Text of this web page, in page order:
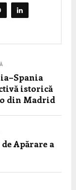
istorică
din Madrid
Apărare a